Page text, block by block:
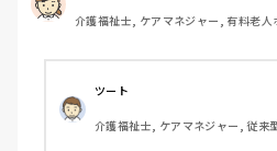
行くゴミ出しなどです。
介護福祉士, ケアマネジャー, 有料老人
ツート
介護福祉士, ケアマネジャー, 従来